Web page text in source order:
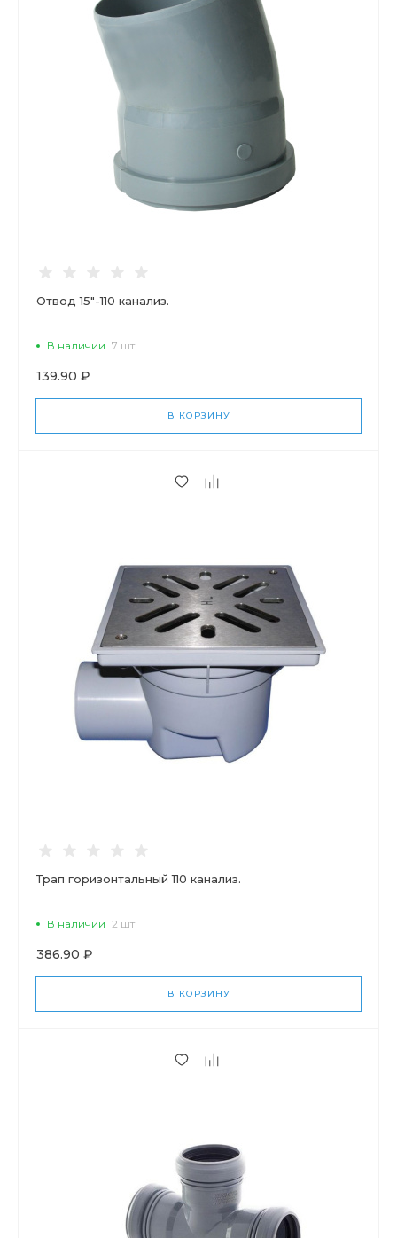
Отвод 15"-110 канализ.
В наличии 7 шт
139.90 ₽
В КОРЗИНУ
Трап горизонтальный 110 канализ.
В наличии 2 шт
386.90 ₽
В КОРЗИНУ